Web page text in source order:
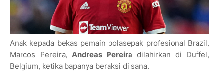
Anak kepada bekas pemain bolasepak profesional Brazil,
Marcos Pereira, Andreas Pereira dilahirkan di Duffel,
Belgium, ketika bapanya beraksi di sana.